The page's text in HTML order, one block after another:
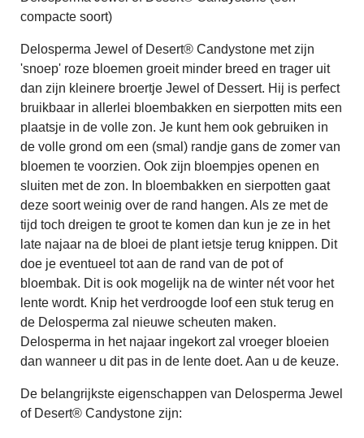
compacte soort)
Delosperma Jewel of Desert® Candystone met zijn
'snoep' roze bloemen groeit minder breed en trager uit
dan zijn kleinere broertje Jewel of Dessert. Hij is perfect
bruikbaar in allerlei bloembakken en sierpotten mits een
plaatsje in de volle zon. Je kunt hem ook gebruiken in
de volle grond om een (smal) randje gans de zomer van
bloemen te voorzien. Ook zijn bloempjes openen en
sluiten met de zon. In bloembakken en sierpotten gaat
deze soort weinig over de rand hangen. Als ze met de
tijd toch dreigen te groot te komen dan kun je ze in het
late najaar na de bloei de plant ietsje terug knippen. Dit
doe je eventueel tot aan de rand van de pot of
bloembak. Dit is ook mogelijk na de winter nét voor het
lente wordt. Knip het verdroogde loof een stuk terug en
de Delosperma zal nieuwe scheuten maken.
Delosperma in het najaar ingekort zal vroeger bloeien
dan wanneer u dit pas in de lente doet. Aan u de keuze.
De belangrijkste eigenschappen van Delosperma Jewel
of Desert® Candystone zijn: